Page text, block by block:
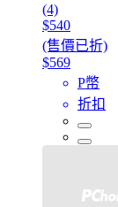
(4)
$540
(售價已折)
$569
P幣
折扣